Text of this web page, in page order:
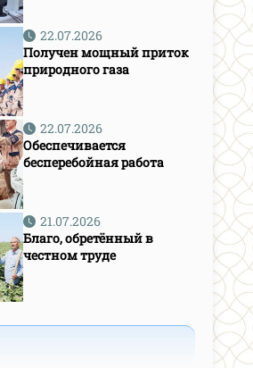
22.07.2026
Получен мощный приток
природного газа
22.07.2026
Обеспечивается
бесперебойная работа
21.07.2026
Благо, обретённый в
честном труде